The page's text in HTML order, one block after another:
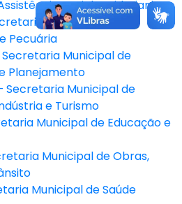
Social e Cidadania
Municipal da
Pecuária
Secretaria Municipal de
Planejamento
Secretaria Municipal de
e Turismo
Municipal de Educação e
Municipal de Obras,
Municipal de Saúde